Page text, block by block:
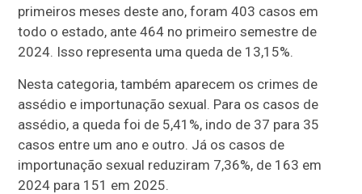
primeiros meses deste ano, foram 403 casos em
todo o estado, ante 464 no primeiro semestre de
2024. Isso representa uma queda de 13,15%.
Nesta categoria, também aparecem os crimes de
assédio e importunação sexual. Para os casos de
assédio, a queda foi de 5,41%, indo de 37 para 35
casos entre um ano e outro. Já os casos de
importunação sexual reduziram 7,36%, de 163 em
2024 para 151 em 2025.